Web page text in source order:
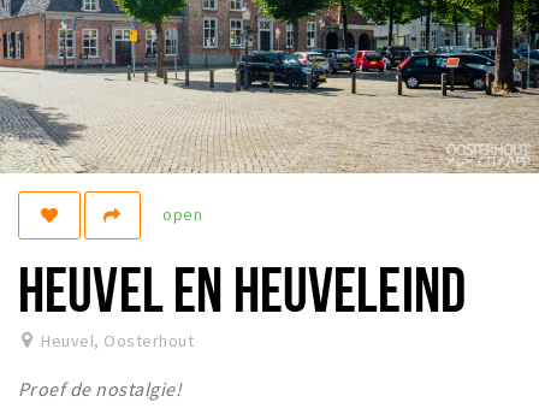
Slapen
Winkels
Winkelgebieden
Parkeren
Koopzondagen
Bezienswaardigheden
Musea, theaters & podia
Uitjes & activiteiten
Natuurgebieden
open
HEUVEL EN HEUVELEIND
Heuvel, Oosterhout
Proef de nostalgie!